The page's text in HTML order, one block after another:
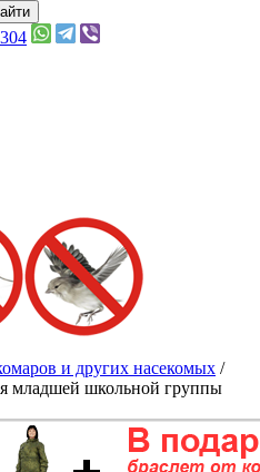
и других насекомых /
младшей школьной группы